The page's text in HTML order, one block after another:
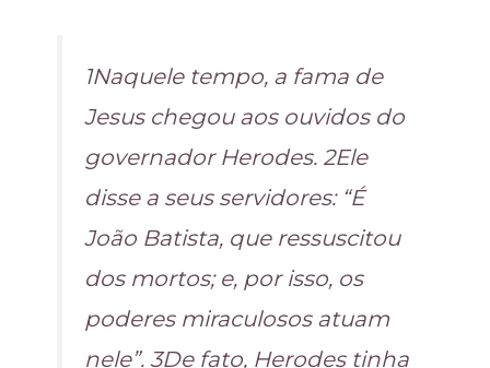
1Naquele tempo, a fama de
Jesus chegou aos ouvidos do
governador Herodes. 2Ele
disse a seus servidores: “É
João Batista, que ressuscitou
dos mortos; e, por isso, os
poderes miraculosos atuam
nele”. 3De fato, Herodes tinha